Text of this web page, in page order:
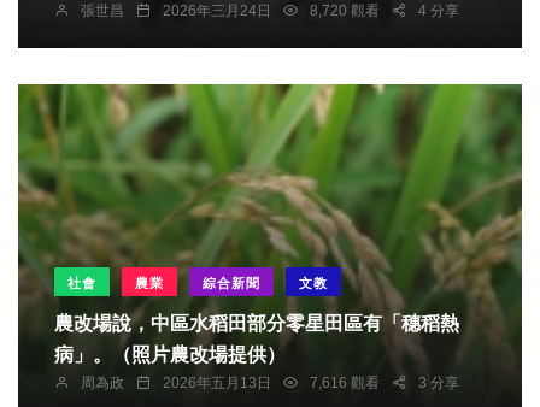
張世昌 2026年三月24日 8,720 觀看 4 分享
社會 農業 綜合新聞 文教
農改場說，中區水稻田部分零星田區有「穗稻熱
病」。（照片農改場提供）
周為政 2026年五月13日 7,616 觀看 3 分享
社會 農業 綜合新聞 健康 旅遊